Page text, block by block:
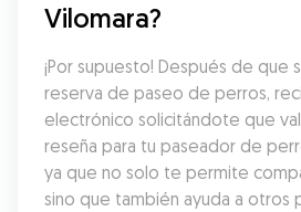
Vilomara?
¡Por supuesto! Después de que
reserva de paseo de perros,
electrónico solicitándote que
reseña para tu paseador de
ya que no solo te permite
sino que también ayuda a otros